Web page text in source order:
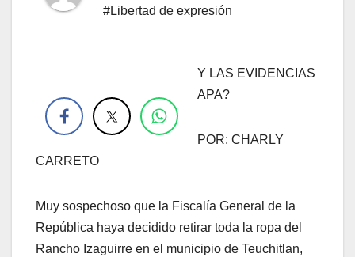
#Libertad de expresión
Y LAS EVIDENCIAS
APA?
POR: CHARLY
CARRETO
Muy sospechoso que la Fiscalía General de la
República haya decidido retirar toda la ropa del
Rancho Izaguirre en el municipio de Teuchitlan,